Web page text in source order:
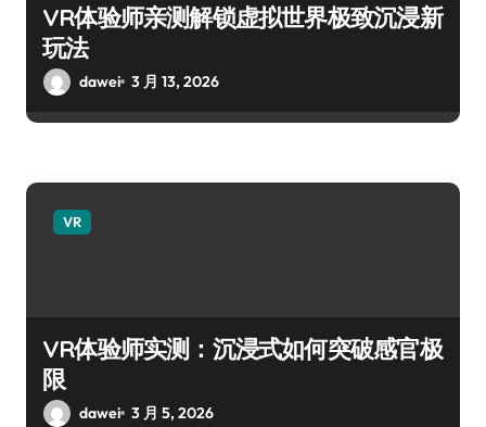
VR体验师亲测解锁虚拟世界极致沉浸新
玩法
dawei 3 月 13, 2026
VR
VR体验师实测：沉浸式如何突破感官极
限
dawei 3 月 5, 2026